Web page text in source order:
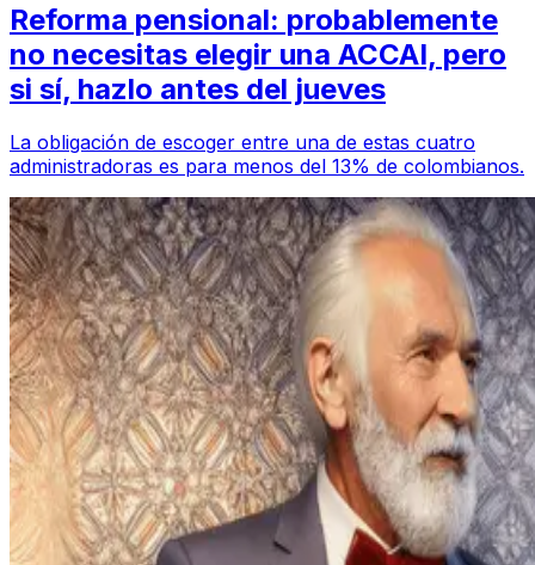
Reforma pensional: probablemente
no necesitas elegir una ACCAI, pero
si sí, hazlo antes del jueves
La obligación de escoger entre una de estas cuatro
administradoras es para menos del 13% de colombianos.